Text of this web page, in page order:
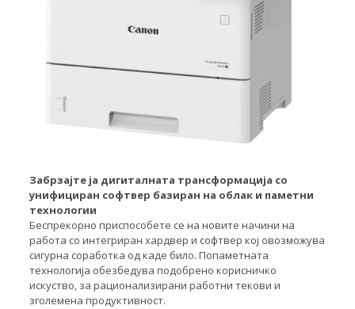
Забрзајте ја дигиталната трансформација со
унифициран софтвер базиран на облак и паметни
технологии
Беспрекорно приспособете се на новите начини на
работа со интегриран хардвер и софтвер кој овозможува
сигурна соработка од каде било. Попаметната
технологија обезбедува подобрено корисничко
искуство, за рационализирани работни текови и
зголемена продуктивност.